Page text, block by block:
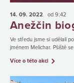
14. 09. 2022 od 9:42
Anežčin
Ve středu jsme si udělali
jménem Melichar. Pšíště
Více o této akci